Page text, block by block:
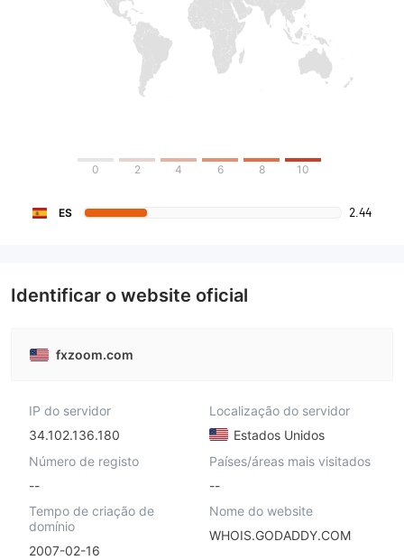
0 2 4 6 8 10
ES 2.44
Identificar o website oficial
fxzoom.com
IP do servidor
34.102.136.180
Localização do servidor
Estados Unidos
Número de registo
--
Países/áreas mais visitados
--
Tempo de criação de
domínio
2007-02-16
Nome do website
WHOIS.GODADDY.COM